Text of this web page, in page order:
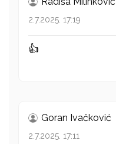
2.7.2025. 17:19
👍
Goran Ivačković
2.7.2025. 17:11